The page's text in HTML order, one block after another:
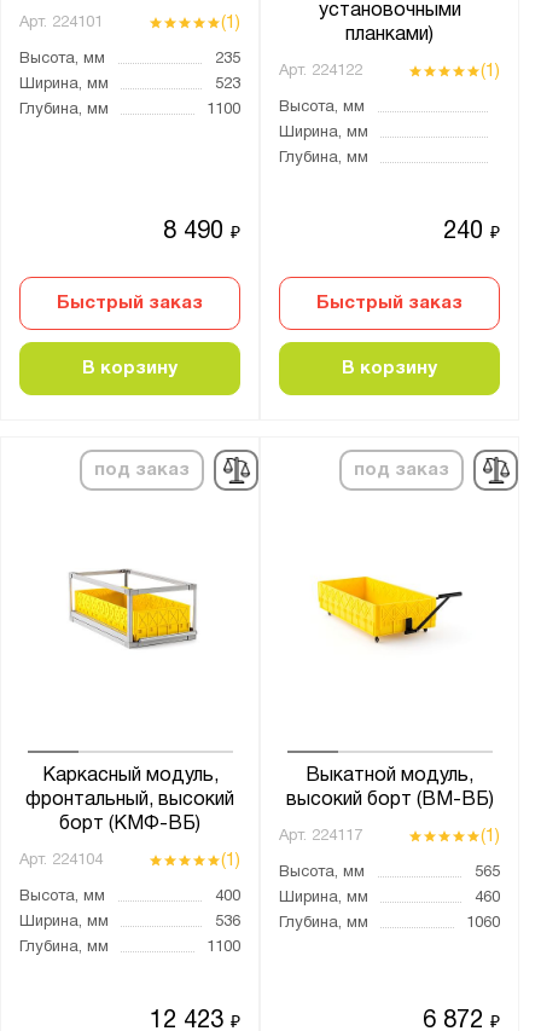
Арт. 224101 (1)
Высота, мм
235
Ширина, мм
523
Глубина, мм
1100
8 490₽
Быстрый заказ
В корзину
установочными
планками)
Арт. 224122 (1)
Высота, мм
Ширина, мм
Глубина, мм
240₽
Быстрый заказ
В корзину
под заказ
Каркасный модуль,
фронтальный, высокий
борт (КМФ-ВБ)
Арт. 224104 (1)
Высота, мм
400
Ширина, мм
536
Глубина, мм
1100
12 423₽
под заказ
Выкатной модуль,
высокий борт (ВМ-ВБ)
Арт. 224117 (1)
Высота, мм
565
Ширина, мм
460
Глубина, мм
1060
6 872₽